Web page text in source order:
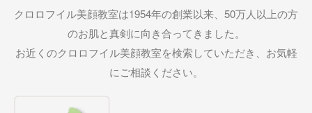
クロロフイル美顔教室は1954年の創業以来、50万人以上の方
のお肌と真剣に向き合ってきました。
お近くのクロロフイル美顔教室を検索していただき、お気軽
にご相談ください。